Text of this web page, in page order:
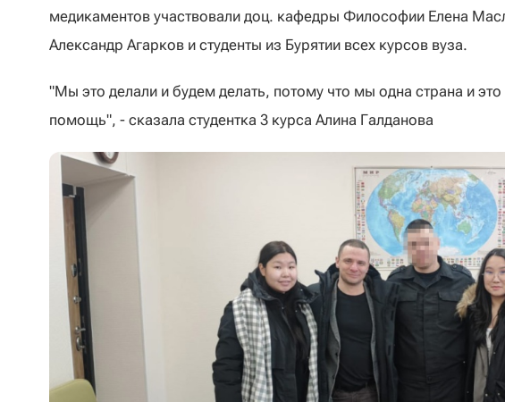
медикаментов участвовали доц. кафедры Философии Елена
Александр Агарков и студенты из Бурятии всех курсов вуза.
"Мы это делали и будем делать, потому что мы одна страна и
помощь", - сказала студентка 3 курса Алина Галданова